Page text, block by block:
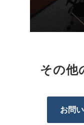
その他
お問